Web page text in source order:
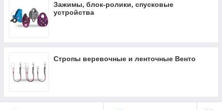
Зажимы, блок-ролики, спусковые
устройства
Стропы веревочные и ленточные Венто